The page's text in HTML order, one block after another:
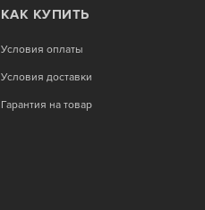
КАК КУПИТЬ
Условия оплаты
Условия доставки
Гарантия на товар